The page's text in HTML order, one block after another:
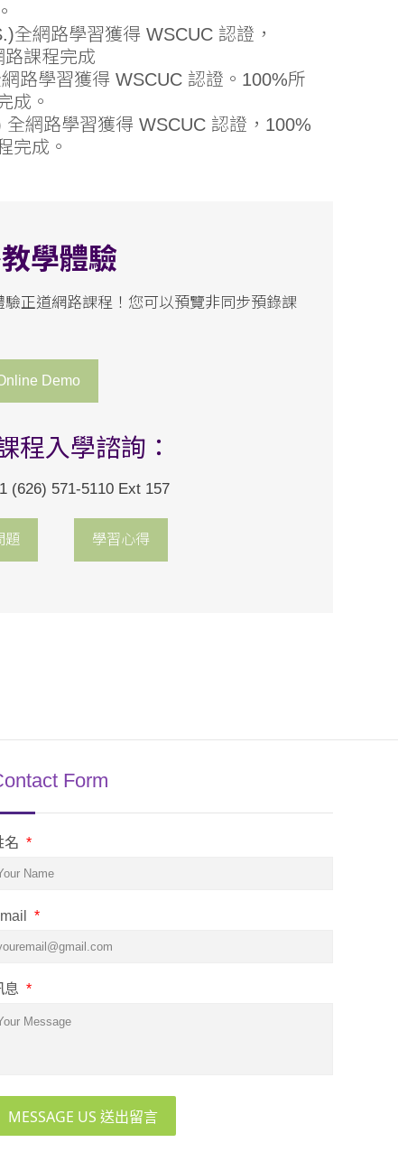
全網路學習獲得 WSCUC 認證，
課程完成
路學習獲得 WSCUC 認證。100%所
成。
全網路學習獲得 WSCUC 認證，100%
完成。
學體驗
驗正道網路課程！您可以預覽非同步預錄課
Demo
程入學諮詢：
(626) 571-5110 Ext 157
題 學習心得
Form
名 *
*
息 *
MESSAGE US 送出留言